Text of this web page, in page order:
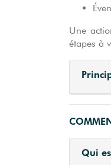
Une
étapes à
Qui